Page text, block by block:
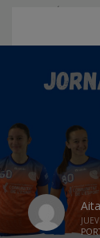
CUERPO TÉCNICO